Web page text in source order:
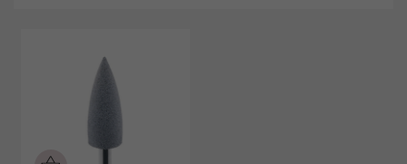
Zabiegi Podologiczne